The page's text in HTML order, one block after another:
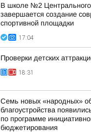
В школе №2
завершается создание
спортивной площадки
17:04
Проверки детских
18:31
Семь новых «народных»
благоустройства
по программе
бюджетирования